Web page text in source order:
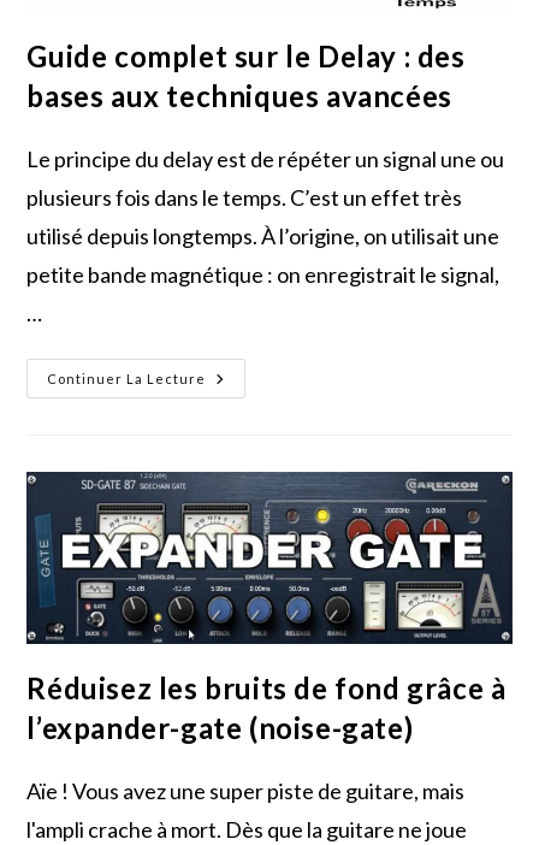
Guide complet sur le Delay : des
bases aux techniques avancées
Le principe du delay est de répéter un signal une ou
plusieurs fois dans le temps. C’est un effet très
utilisé depuis longtemps. À l’origine, on utilisait une
petite bande magnétique : on enregistrait le signal,
…
Continuer La Lecture
Guide
Complet
Bases
Aux
Techniques
Avancées
Réduisez les bruits de fond grâce à
l’expander-gate (noise-gate)
Aïe ! Vous avez une super piste de guitare, mais
l'ampli crache à mort. Dès que la guitare ne joue